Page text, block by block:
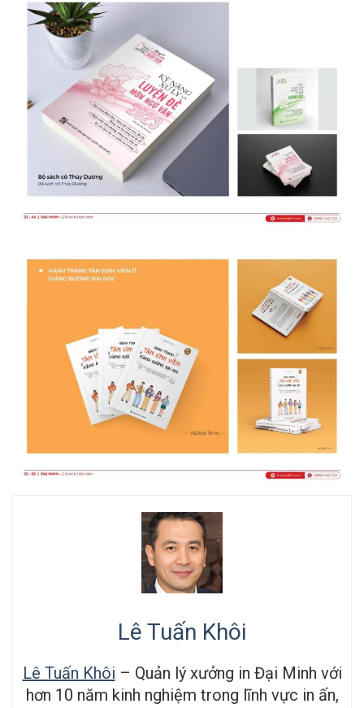
Lê Tuấn Khôi
Lê Tuấn Khôi – Quản lý xưởng in Đại Minh với
hơn 10 năm kinh nghiệm trong lĩnh vực in ấn,